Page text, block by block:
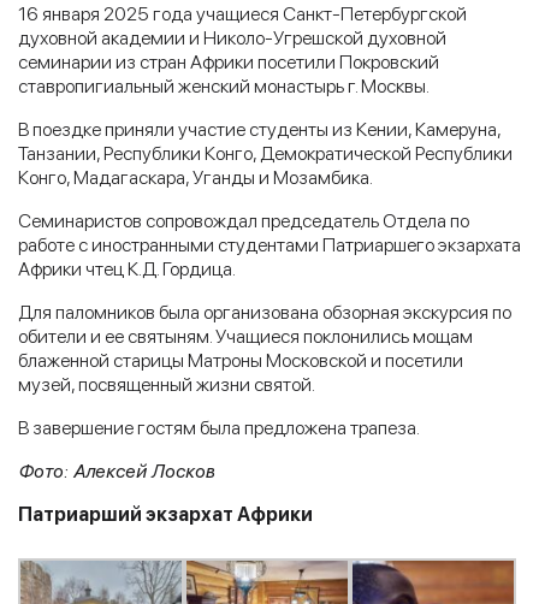
16 января 2025 года учащиеся Санкт-Петербургской
духовной академии и Николо-Угрешской духовной
семинарии из стран Африки посетили Покровский
ставропигиальный женский монастырь г. Москвы.
В поездке приняли участие студенты из Кении, Камеруна,
Танзании, Республики Конго, Демократической Республики
Конго, Мадагаскара, Уганды и Мозамбика.
Семинаристов сопровождал председатель Отдела по
работе с иностранными студентами Патриаршего экзархата
Африки чтец К.Д. Гордица.
Для паломников была организована обзорная экскурсия по
обители и ее святыням. Учащиеся поклонились мощам
блаженной старицы Матроны Московской и посетили
музей, посвященный жизни святой.
В завершение гостям была предложена трапеза.
Фото: Алексей Лосков
Патриарший экзархат Африки